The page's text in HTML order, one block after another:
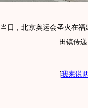
日，北京奥运会圣火在
田镇传
[我来说